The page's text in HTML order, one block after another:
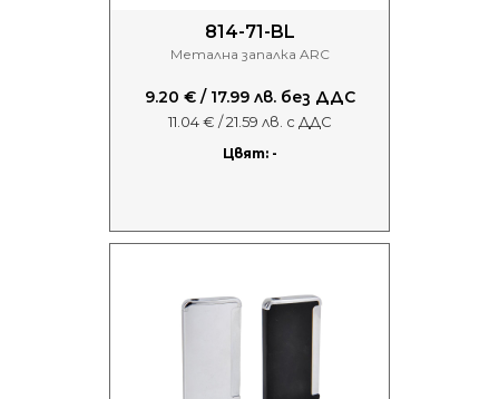
814-71-BL
Метална запалка ARC
9.20 € / 17.99 лв. без ДДС
11.04 € / 21.59 лв. с ДДС
Цвят: -